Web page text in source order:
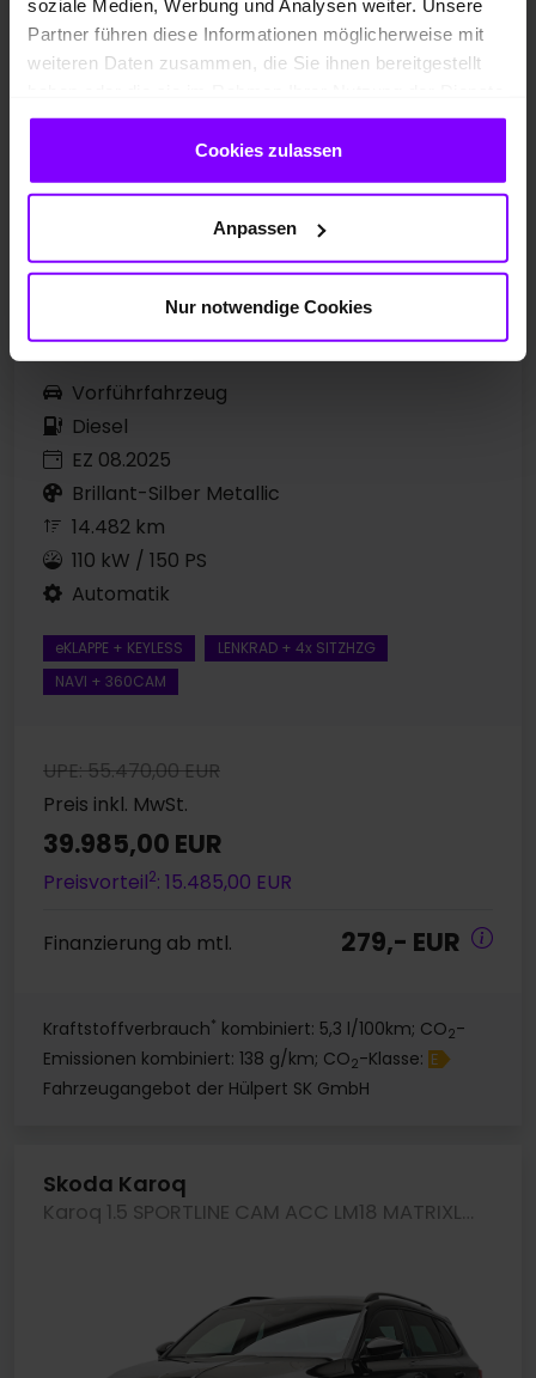
soziale Medien, Werbung und Analysen weiter. Unsere
Partner führen diese Informationen möglicherweise mit
weiteren Daten zusammen, die Sie ihnen bereitgestellt
gesammelt haben.
Cookies zulassen
Anpassen
Nur notwendige Cookies
Vorführfahrzeug
Diesel
EZ 08.2025
Brillant-Silber Metallic
14.482 km
110 kW / 150 PS
Automatik
eKLAPPE + KEYLESS
LENKRAD + 4x SITZHZG
NAVI + 360CAM
UPE: 55.470,00 EUR
Preis inkl. MwSt.
39.985,00 EUR
Preisvorteil2: 15.485,00 EUR
Finanzierung ab mtl. 279,- EUR
Kraftstoffverbrauch* kombiniert: 5,3 l/100km; CO2-
Emissionen kombiniert: 138 g/km; CO2-Klasse: E
Fahrzeugangebot der Hülpert SK GmbH
Skoda Karoq
Karoq 1.5 SPORTLINE CAM ACC LM18 MATRIXLED NAVI